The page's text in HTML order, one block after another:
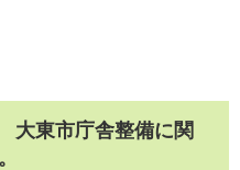
東市庁舎整備に関